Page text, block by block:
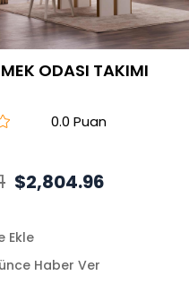
ODASI TAKIMI
0.0
$2,804.96
Ekle
Haber Ver